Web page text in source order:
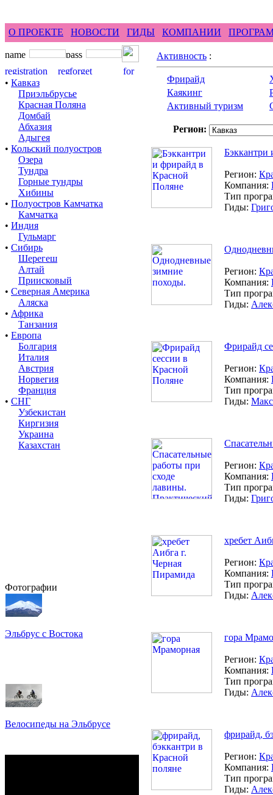
О ПРОЕКТЕ НОВОСТИ ГИДЫ КОМПАНИИ
• Кавказ
Приэльбрусье
Красная Поляна
Домбай
Абхазия
Адыгея
• Кольский полуостров
Озера
Тундра
Горные тундры
Хибины
• Полуостров Камчатка
Камчатка
• Индия
Гульмарг
• Сибирь
Шерегеш
Алтай
Приисковый
• Северная Америка
Аляска
• Африка
Танзания
• Европа
Болгария
Италия
Австрия
Норвегия
Франция
• СНГ
Узбекистан
Киргизия
Украина
Казахстан
Фотографии
Эльбрус с Востока
Велосипеды на Эльбрусе
Активность :
Фрирайд
Каякинг
Активный туризм
Регион:
Бэккантри
Регион:
Компания:
Тип
Гиды:
Регион:
Компания:
Тип
Гиды:
Фрирайд
Регион:
Компания:
Тип
Гиды:
Регион:
Компания:
Тип
Гиды:
хребет
Регион:
Компания:
Тип
Гиды:
гора
Регион:
Компания:
Тип
Гиды:
фрирайд,
Регион:
Компания:
Тип
Гиды: